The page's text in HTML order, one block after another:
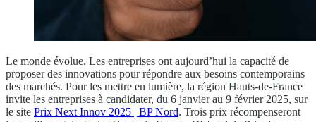
Le monde évolue. Les entreprises ont aujourd’hui la capacité de
proposer des innovations pour répondre aux besoins contemporains
des marchés. Pour les mettre en lumière, la région Hauts-de-France
invite les entreprises à candidater, du 6 janvier au 9 février 2025, sur
le site Prix Next Innov 2025 | BP Nord. Trois prix récompenseront